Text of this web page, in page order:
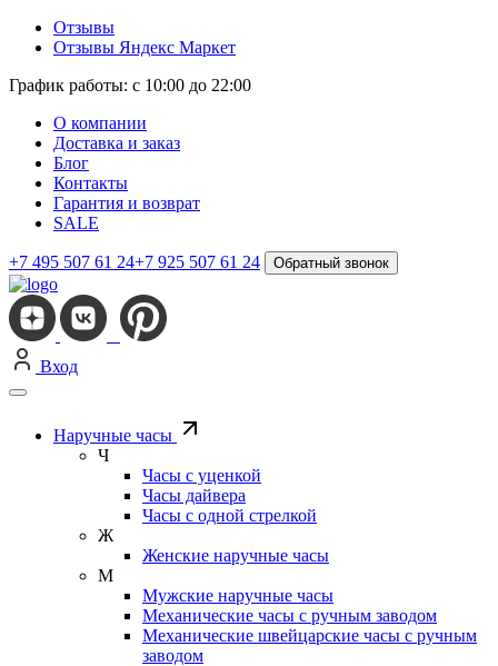
Отзывы
Отзывы Яндекс Маркет
График работы: с 10:00 до 22:00
О компании
Доставка и заказ
Блог
Контакты
Гарантия и возврат
SALE
+7 495 507 61 24+7 925 507 61 24 Обратный звонок
Вход
Наручные часы
Ч
Часы с уценкой
Часы дайвера
Часы с одной стрелкой
Ж
Женские наручные часы
М
Мужские наручные часы
Механические часы с ручным заводом
Механические швейцарские часы с ручным
заводом